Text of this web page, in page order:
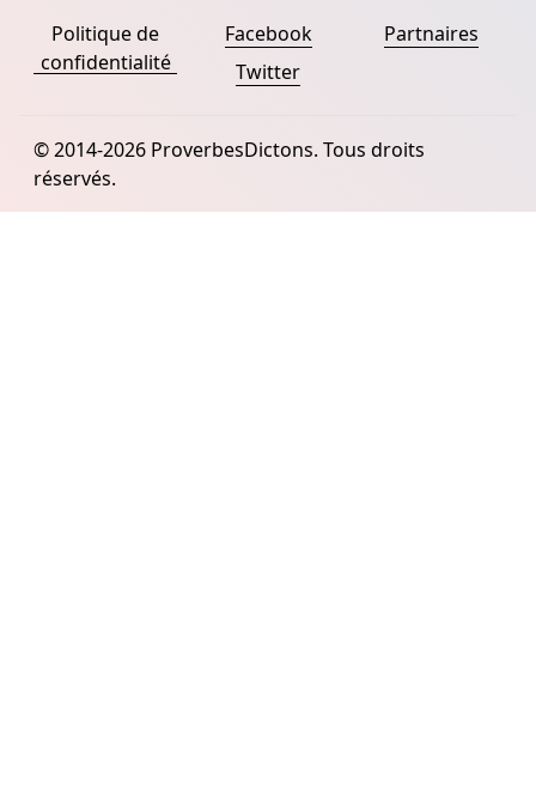
Politique de
confidentialité
Facebook
Twitter
Partnaires
© 2014-2026 ProverbesDictons. Tous droits
réservés.